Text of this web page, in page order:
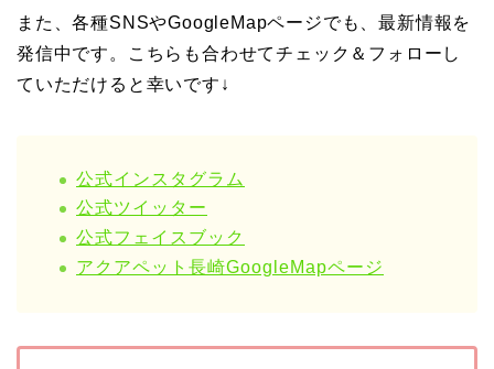
また、各種SNSやGoogleMapページでも、最新情報を
発信中です。こちらも合わせてチェック＆フォローし
ていただけると幸いです↓
公式インスタグラム
公式ツイッター
公式フェイスブック
アクアペット長崎GoogleMapページ